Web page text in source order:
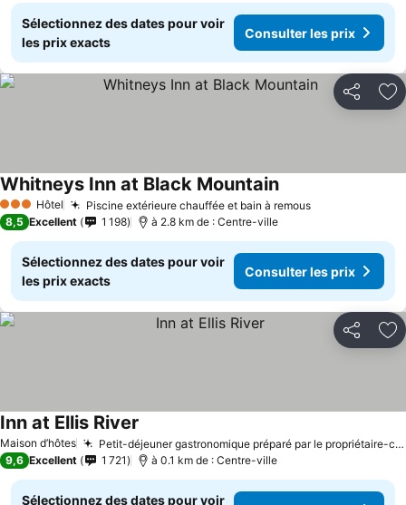
Sélectionnez des dates pour voir
les prix exacts
Consulter les prix
Partager
3 ÉtoilesHôtel Piscine extérieure chauffée et bain à remous
Whitneys Inn at Black Mountain
8,5 Excellent 1 198 à 2.8 km de : Centre-ville
Sélectionnez des dates pour voir
les prix exacts
Consulter les prix
Partager
Maison d’hôtes Petit-déjeuner gastronomique préparé par le propriétaire-chef
Inn at Ellis River
9,6 Excellent 1 721 à 0.1 km de : Centre-ville
Sélectionnez des dates pour voir